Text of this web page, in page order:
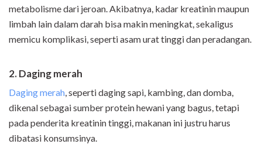
metabolisme dari jeroan. Akibatnya, kadar kreatinin maupun
limbah lain dalam darah bisa makin meningkat, sekaligus
memicu komplikasi, seperti asam urat tinggi dan peradangan.
2. Daging merah
Daging merah, seperti daging sapi, kambing, dan domba,
dikenal sebagai sumber protein hewani yang bagus, tetapi
pada penderita kreatinin tinggi, makanan ini justru harus
dibatasi konsumsinya.